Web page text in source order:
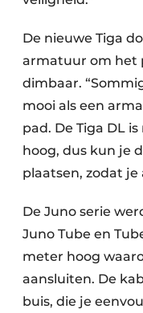
De nieuwe Tiga
armatuur om het
dimbaar.
mooi als een
pad. De Tiga DL
hoog, dus kun je
plaatsen, zodat je
De Juno serie
Juno Tube en
meter hoog
aansluiten. De
buis, die je